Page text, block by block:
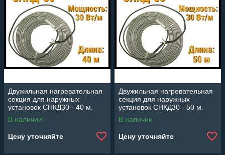
Двужильная нагревательная
секция для наружных
установок СНКД30 - 40 м.
(Длина: 40 м., мощность:
1200 Вт)
В наличии
Цену уточняйте
Двужильная нагревательная
секция для наружных
установок СНКД30 - 50 м.
(Длина: 50 м., мощность:
1500 Вт)
В наличии
Цену уточняйте